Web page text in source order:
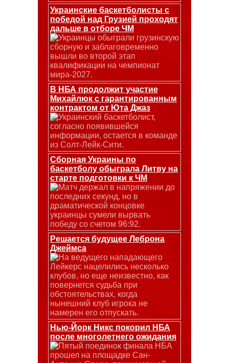
Украинские баскетболисты с
победой над Грузией проходят
дальше в отборе ЧМ
Украинцы обыграли грузинскую
сборную и заблаговременно
вышли во второй этап
квалификации на чемпионат
мира-2027.
В НБА продолжит участие
Михайлюк с гарантированным
контрактом от Юта Джаз
Украинский баскетболист,
согласно появившейся
информации, остается в команде
из Солт-Лейк-Сити.
Сборная Украины по
баскетболу обыграла Литву на
старте подготовки к ЧМ
Матч держал в напряжении до
последних секунд, но в
драматической концовке
украинцы сумели вырвать
победу со счетом 96:92.
Решается будущее Леброна
Джеймса
На ведущего нападающего
Лейкерс нацелились несколько
клубов, но еще неизвестно, как
повернется судьба при
обстоятельствах, когда
нынешний клуб игрока не
намерен его отпускать.
Нью-Йорк Никс покорил НБА
после многолетнего ожидания
Пятый поединок финала НБА
прошел на площадке Сан-